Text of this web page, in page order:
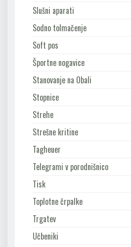
Slušni aparati
Sodno tolmačenje
Soft pos
Športne nogavice
Stanovanje na Obali
Stopnice
Strehe
Strešne kritine
Tagheuer
Telegrami v porodnišnico
Tisk
Toplotne črpalke
Trgatev
Učbeniki